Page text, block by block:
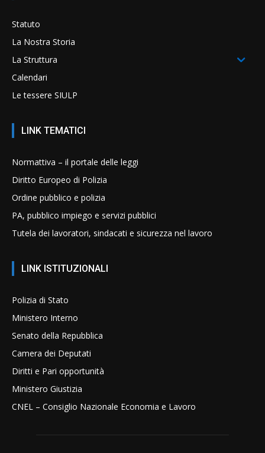
Statuto
La Nostra Storia
La Struttura
Calendari
Le tessere SIULP
LINK TEMATICI
Normattiva – il portale delle leggi
Diritto Europeo di Polizia
Ordine pubblico e polizia
PA, pubblico impiego e servizi pubblici
Tutela dei lavoratori, sindacati e sicurezza nel lavoro
LINK ISTITUZIONALI
Polizia di Stato
Ministero Interno
Senato della Repubblica
Camera dei Deputati
Diritti e Pari opportunità
Ministero Giustizia
CNEL – Consiglio Nazionale Economia e Lavoro